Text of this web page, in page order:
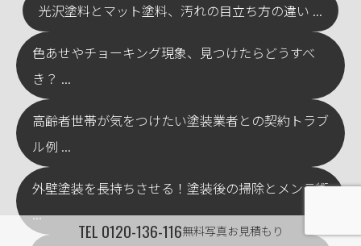
光沢塗料とマット塗料、汚れの目立ち方の違い ...
色あせやチョーキング現象、見つけたらどうすべ
き？ ...
高齢者世帯が気をつけたい塗装業者との契約トラブ
ル例 ...
外壁塗装を長持ちさせる！塗装後の掃除とメンテ術
...
TEL 0120-136-116無料写真お見積もり